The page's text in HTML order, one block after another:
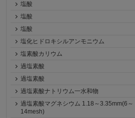
塩酸
塩酸
塩酸
塩化ヒドロキシルアンモニウム
塩素酸カリウム
過塩素酸
過塩素酸
過塩素酸ナトリウム一水和物
過塩素酸マグネシウム 1.18～3.35mm(6～
14mesh)